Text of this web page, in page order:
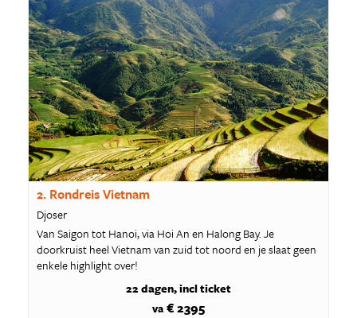
2. Rondreis Vietnam
Djoser
Van Saigon tot Hanoi, via Hoi An en Halong Bay. Je
doorkruist heel Vietnam van zuid tot noord en je slaat geen
enkele highlight over!
22 dagen incl ticket
va € 2395